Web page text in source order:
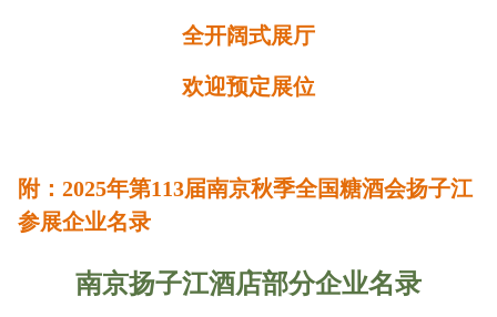
全开阔式展厅
欢迎预定展位
附：2025年第113届南京秋季全国糖酒会扬子江
参展企业名录
南京扬子江酒店部分企业名录